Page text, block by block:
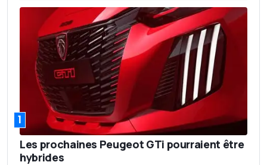
1
Les prochaines Peugeot GTi pourraient être
hybrides